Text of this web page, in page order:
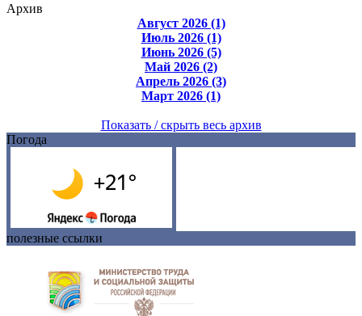
Архив
Август 2026 (1)
Июль 2026 (1)
Июнь 2026 (5)
Май 2026 (2)
Апрель 2026 (3)
Март 2026 (1)
Показать / скрыть весь архив
Погода
полезные ссылки